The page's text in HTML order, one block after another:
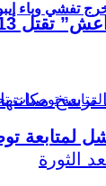
لمتابعة